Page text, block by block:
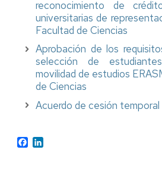
reconocimiento de
universitarias de
Facultad de Ciencias
Aprobación de los
selección de
movilidad de estudios
de Ciencias
Acuerdo de cesión
Facebook